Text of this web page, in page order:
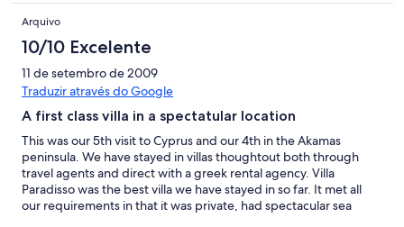
every evening. Great communication from the owner - always
quick to respond and really appreciated a late check out as no
guests were due to arrive until the next day. Thank you so much
- we will return!!
Arquivo
10/10 Excelente
11 de setembro de 2009
Traduzir através do Google
A first class villa in a spectatular location
This was our 5th visit to Cyprus and our 4th in the Akamas
peninsula. We have stayed in villas thoughtout both through
travel agents and direct with a greek rental agency. Villa
Paradisso was the best villa we have stayed in so far. It met all
our requirements in that it was private, had spectacular sea